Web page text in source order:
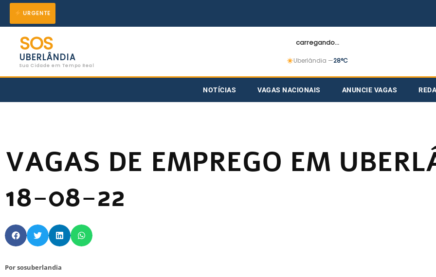
para
conteúdo
URGENTE
SOS
UBERLÂNDIA
Sua Cidade em Tempo Real
carregando...
Uberlândia —28°C
NOTÍCIAS VAGAS NACIONAIS ANUNCIE VAGAS
VAGAS DE EMPREGO EM
18-08-22
Porsosuberlandia